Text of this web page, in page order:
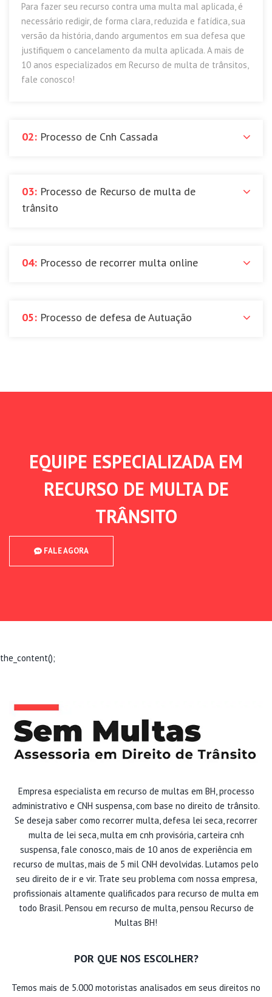
Para fazer seu recurso contra uma multa mal aplicada, é
necessário redigir, de forma clara, reduzida e fatídica, sua
versão da história, dando argumentos em sua defesa que
justifiquem o cancelamento da multa aplicada. A mais de
10 anos especializados em Recurso de multa de trânsitos,
fale conosco!
02: Processo de Cnh Cassada
03: Processo de Recurso de multa de
trânsito
04: Processo de recorrer multa online
05: Processo de defesa de Autuação
EQUIPE ESPECIALIZADA EM
RECURSO DE MULTA DE
TRÂNSITO
FALE AGORA
the_content();
Empresa especialista em recurso de multas em BH, processo
administrativo e CNH suspensa, com base no direito de trânsito.
Se deseja saber como recorrer multa, defesa lei seca, recorrer
multa de lei seca, multa em cnh provisória, carteira cnh
suspensa, fale conosco, mais de 10 anos de experiência em
recurso de multas, mais de 5 mil CNH devolvidas. Lutamos pelo
seu direito de ir e vir. Trate seu problema com nossa empresa,
profissionais altamente qualificados para recurso de multa em
todo Brasil. Pensou em recurso de multa, pensou Recurso de
Multas BH!
POR QUE NOS ESCOLHER?
Temos mais de 5.000 motoristas analisados em seus direitos no